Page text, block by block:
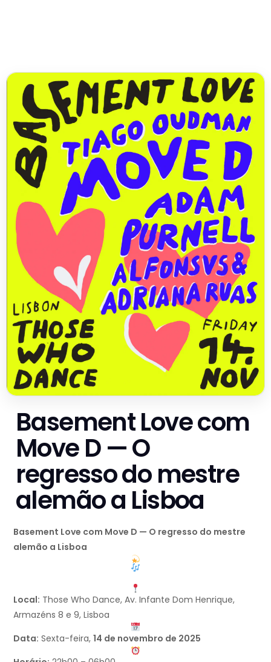
Basement Love com
Move D — O
regresso do mestre
alemão a Lisboa
Basement Love com Move D — O regresso do mestre
alemão a Lisboa
Local: Those Who Dance, Av. Infante Dom Henrique,
Armazéns 8 e 9, Lisboa
Data: Sexta-feira, 14 de novembro de 2025